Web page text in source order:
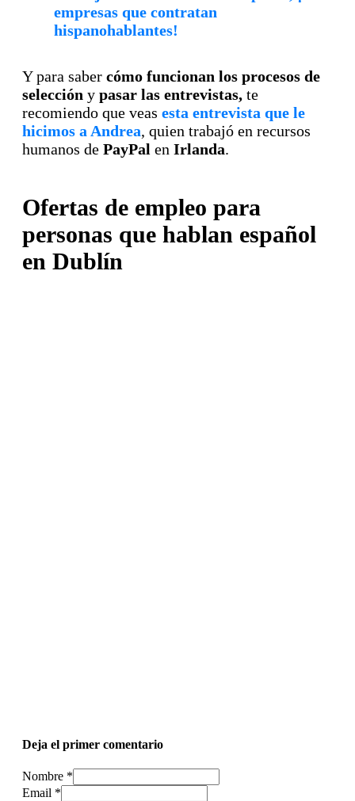
empresas que contratan
hispanohablantes!
Y para saber cómo funcionan los procesos de
selección y pasar las entrevistas, te
recomiendo que veas esta entrevista que le
hicimos a Andrea, quien trabajó en recursos
humanos de PayPal en Irlanda.
Ofertas de empleo para
personas que hablan español
en Dublín
Deja el primer comentario
Nombre *
Email *